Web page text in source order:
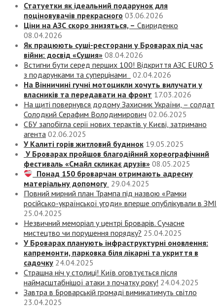
Статуетки як ідеальний подарунок для
поціновувачів прекрасного 03.06.2026
Ціни на АЗС скоро знизяться, – Свириденко
08.04.2026
Як працюють суші-ресторани у Броварах під час
війни: досвід «Сушия» 08.04.2026
Встигни бути серед перших 100! Відкриття АЗС EURO 5
з подарунками та суперцінами
02.04.2026
На Вінничині гучні мотоцикли хочуть вилучати у
власників та передавати на фронт 17.03.2026
На щиті повернувся додому Захисник України, – солдат
Солодкий Серафим Володимирович 02.06.2025
СБУ запобігла серії нових терактів у Києві, затримано
агента 02.06.2025
У Калиті горів житловий будинок 19.05.2025
У Броварах пройшов благодійний хореографічний
фестиваль «Смайл скликає друзів» 08.05.2025
Понад 150 броварчан отримають адресну
матеріальну допомогу 29.04.2025
Повний мирний план Трампа під назвою «‎Рамки
російсько-української угоди» вперше опублікували в ЗМІ
25.04.2025
Незвичний меморіал у центрі Броварів. Сучасне
мистецтво чи порушення порядку? 25.04.2025
У Броварах планують інфраструктурні оновлення:
капремонти, парковка біля лікарні та укриття в
садочку 24.04.2025
Страшна ніч у столиці! Київ оговтується після
наймасштабнішої атаки з початку року! 24.04.2025
Завтра в Броварській громаді вимикатимуть світло
23.04.2025